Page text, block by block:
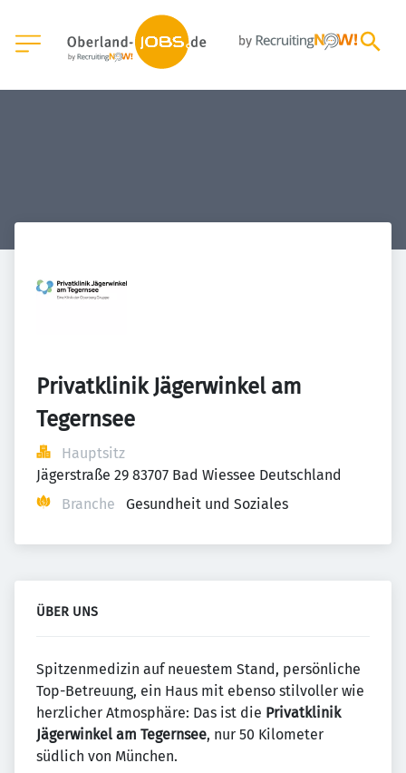
Privatklinik Jägerwinkel am
Tegernsee
Hauptsitz
Jägerstraße 29 83707 Bad Wiessee Deutschland
Branche
Gesundheit und Soziales
ÜBER UNS
Spitzenmedizin auf neuestem Stand, persönliche
Top-Betreuung, ein Haus mit ebenso stilvoller wie
herzlicher Atmosphäre: Das ist die Privatklinik
Jägerwinkel am Tegernsee, nur 50 Kilometer
südlich von München.